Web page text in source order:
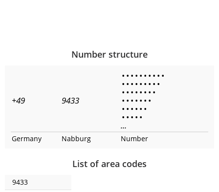
Number structure
+49 9433
• • • • • • • • • •
• • • • • • • • •
• • • • • • • •
• • • • • • •
• • • • • •
• • • • •
...
Germany Nabburg Number
List of area codes
9433